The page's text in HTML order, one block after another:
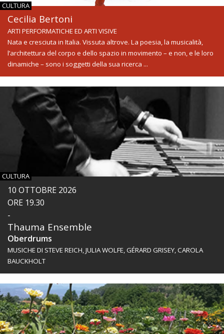
CULTURA
Cecilia Bertoni
ARTI PERFORMATICHE ED ARTI VISIVE
Nata e cresciuta in Italia. Vissuta altrove. La poesia, la musicalità,
l’architettura del corpo e dello spazio in movimento – e non, e le loro
dinamiche – sono i soggetti della sua ricerca ...
CULTURA
10 OTTOBRE 2026
ORE 19.30
-
Thauma Ensemble
Oberdrums
MUSICHE DI STEVE REICH, JULIA WOLFE, GÉRARD GRISEY, CAROLA
BAUCKHOLT